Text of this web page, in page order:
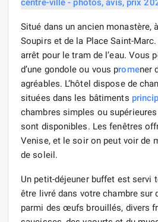
Situé dans un ancien monastère,
Soupirs et de la Place Saint-
arrêt pour le tram de l’eau. Vous
d’une gondole ou vous promener
agréables. L’hôtel dispose de
situées dans les bâtiments
chambres simples ou
sont disponibles. Les fenêtres
Venise, et le soir on peut voir de
de soleil.
Un petit-déjeuner buffet est servi
être livré dans votre chambre sur
parmi des œufs brouillés, divers